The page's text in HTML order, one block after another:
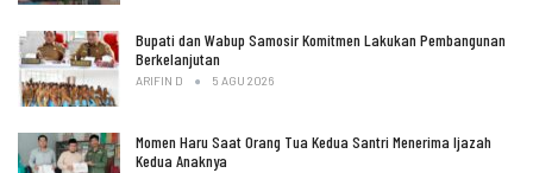
Bupati dan Wabup Samosir Komitmen Lakukan Pembangunan
Berkelanjutan
ARIFIN D 5 AGU 2026
Momen Haru Saat Orang Tua Kedua Santri Menerima Ijazah
Kedua Anaknya